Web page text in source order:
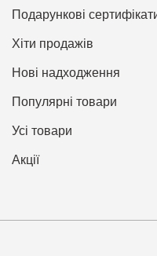
Подарункові
Хіти продажів
Нові надходження
Популярні товари
Усі товари
Акції